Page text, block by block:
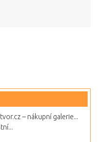
– nákupní galerie...